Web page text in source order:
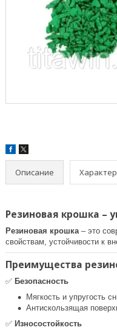
Описание
Резиновая крошка –
Резиновая крошка– это
свойствам, устойчивости к
Преимущества
✅ Безопасность
Мягкость и упругость
Антискользящая
✅ Износостойкость